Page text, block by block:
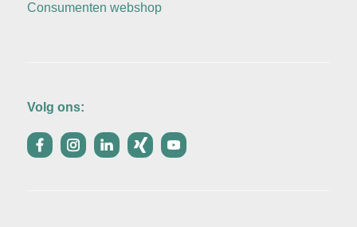
Consumenten webshop
Volg ons: